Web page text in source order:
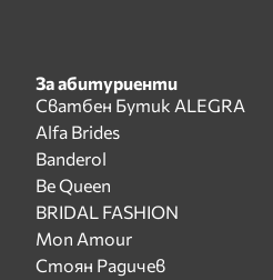
За абитуриенти
Сватбен Бутик ALEGRA
Alfa Brides
Banderol
Be Queen
BRIDAL FASHION
Mon Amour
Стоян Радичев